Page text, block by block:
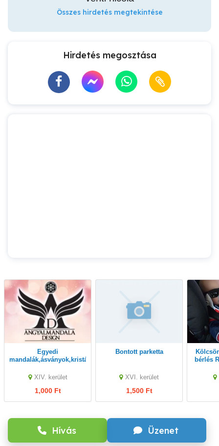
Hívás Üzenet
Összes hirdetés megtekintése
Hirdetés megosztása
Egyedi
mandalák,ásványok,kristályok
az év minden napjára!
XIV. kerület
1,000 Ft
Bontott parketta
XVI. kerület
1,500 Ft
Kölcsönzés gyerekülés
bérlés
36kg